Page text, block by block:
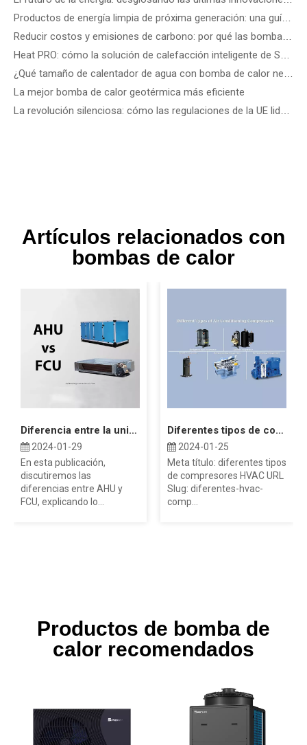
Productos de energía limpia de próxima generación: una guía de los últimos dispositivos de energía eólica, solar de precisión y renovable
La mejor bomba de calor geotérmica más eficiente
Artículos relacionados con
bombas de calor
Diferencia entre la unidad Fan Coil AHU y FCU
2024-01-29
En esta publicación,
discutiremos las
diferencias entre AHU y
FCU, explicando lo...
Diferentes tipos de compresores HVAC
2024-01-25
Meta título: diferentes tipos
de compresores HVAC URL
Slug: diferentes-hvac-
comp...
Productos de bomba de
calor recomendados